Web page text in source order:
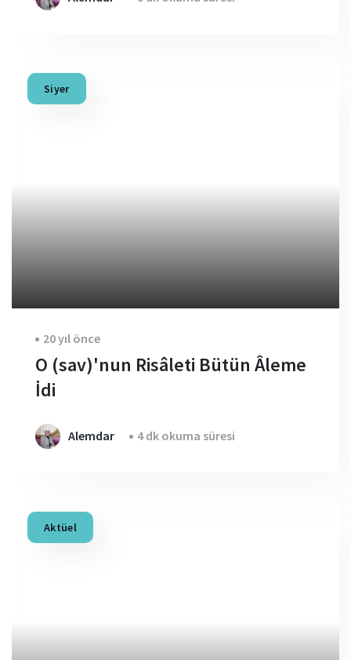
Siyer
20 yıl önce
O (sav)'nun Risâleti Bütün Âleme
İdi
Alemdar 4 dk okuma süresi
Aktüel